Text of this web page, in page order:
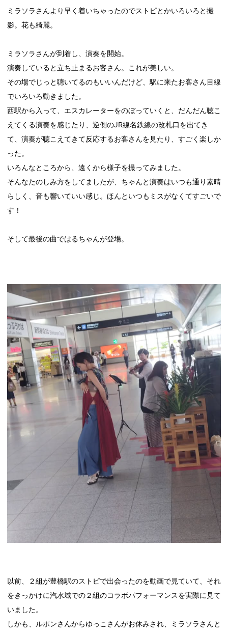
ミラソラさんより早く着いちゃったのでストピとかいろいろと撮
影。花も綺麗。
ミラソラさんが到着し、演奏を開始。
演奏していると立ち止まるお客さん。これが美しい。
その場でじっと聴いてるのもいいんだけど、駅に来たお客さん目線
でいろいろ動きました。
西駅から入って、エスカレーターをのぼっていくと、だんだん聴こ
えてくる演奏を感じたり、逆側のJR線名鉄線の改札口を出てき
て、演奏が聴こえてきて反応するお客さんを見たり、すごく楽しか
った。
いろんなところから、遠くから様子を撮ってみました。
そんなたのしみ方をしてましたが、ちゃんと演奏はいつも通り素晴
らしく、音も響いていい感じ。ほんといつもミスがなくてすごいで
す！
そして最後の曲ではるちゃんが登場。
以前、２組が豊橋駅のストピで出会ったのを動画で見ていて、それ
をきっかけに汽水域での２組のコラボパフォーマンスを実際に見て
いました。
しかも、ルポンさんからゆっこさんがお休みされ、ミラソラさんと